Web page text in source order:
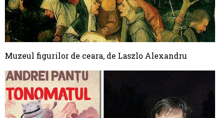
Muzeul figurilor de ceara, de Laszlo Alexandru